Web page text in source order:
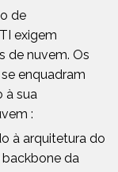
de
exigem
de nuvem. Os
enquadram
à sua
:
à arquitetura do
da